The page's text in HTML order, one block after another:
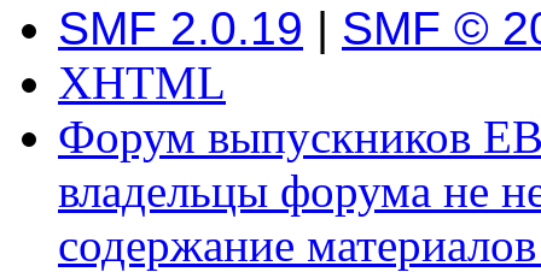
SMF 2.0.19 | SMF ©
XHTML
Форум выпускников
владельцы форума не
содержание